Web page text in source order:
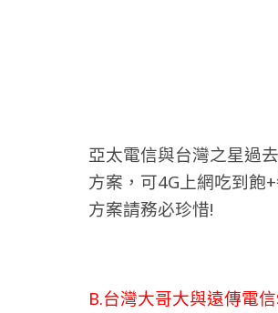
亞太電信與台灣之星過
方案，可4G上網吃到飽
方案請務必珍惜!
B.台灣大哥大與遠傳電